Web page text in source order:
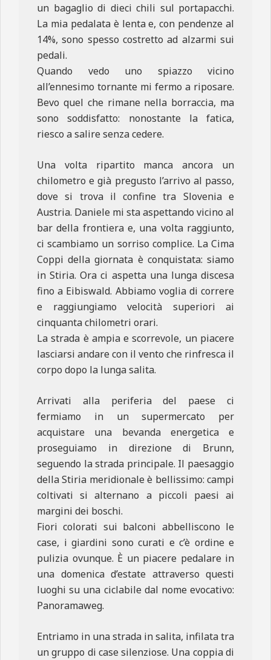
un bagaglio di dieci chili sul portapacchi.
La mia pedalata è lenta e, con pendenze al
14%, sono spesso costretto ad alzarmi sui
pedali.
Quando vedo uno spiazzo vicino
all’ennesimo tornante mi fermo a riposare.
Bevo quel che rimane nella borraccia, ma
sono soddisfatto: nonostante la fatica,
riesco a salire senza cedere.
Una volta ripartito manca ancora un
chilometro e già pregusto l’arrivo al passo,
dove si trova il confine tra Slovenia e
Austria. Daniele mi sta aspettando vicino al
bar della frontiera e, una volta raggiunto,
ci scambiamo un sorriso complice. La Cima
Coppi della giornata è conquistata: siamo
in Stiria. Ora ci aspetta una lunga discesa
fino a Eibiswald. Abbiamo voglia di correre
e raggiungiamo velocità superiori ai
cinquanta chilometri orari.
La strada è ampia e scorrevole, un piacere
lasciarsi andare con il vento che rinfresca il
corpo dopo la lunga salita.
Arrivati alla periferia del paese ci
fermiamo in un supermercato per
acquistare una bevanda energetica e
proseguiamo in direzione di Brunn,
seguendo la strada principale. Il paesaggio
della Stiria meridionale è bellissimo: campi
coltivati si alternano a piccoli paesi ai
margini dei boschi.
Fiori colorati sui balconi abbelliscono le
case, i giardini sono curati e c’è ordine e
pulizia ovunque. È un piacere pedalare in
una domenica d’estate attraverso questi
luoghi su una ciclabile dal nome evocativo:
Panoramaweg.
Entriamo in una strada in salita, infilata tra
un gruppo di case silenziose. Una coppia di